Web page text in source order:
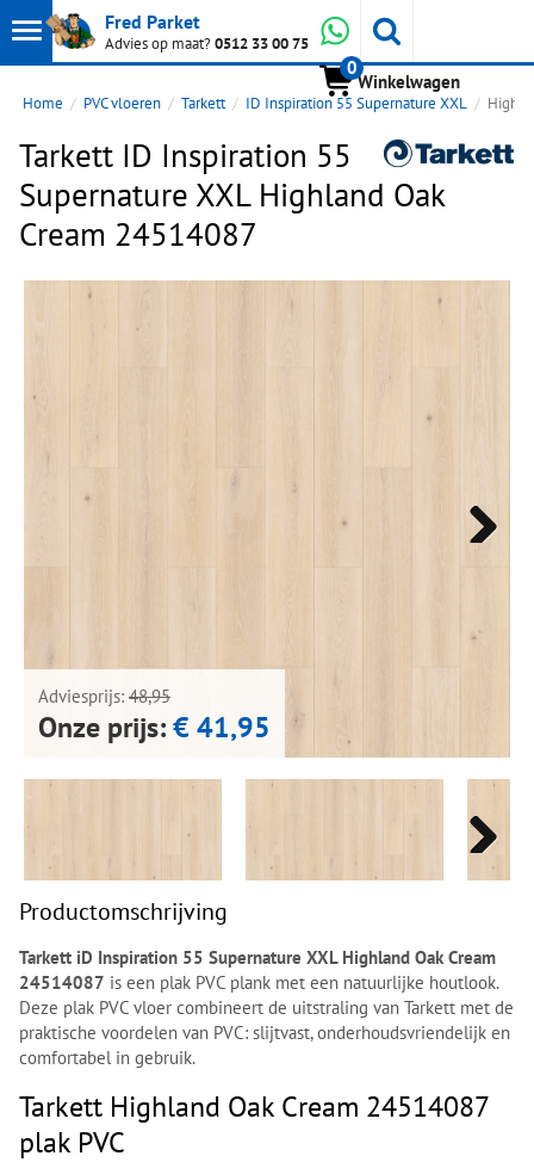
Toon
hoofdmenu
Fred Parket
Advies op maat?0512 33 00 75 Whatsapp
0
Winkelwagen
Home PVC vloeren Tarkett ID Inspiration 55 Supernature XXL
Tarkett ID Inspiration 55
Supernature XXL Highland Oak
Cream 24514087
Adviesprijs: 48,95
Onze prijs:€ 41,95
Next
Next
Productomschrijving
Tarkett iD Inspiration 55 Supernature XXL Highland Oak Cream
24514087 is een plak PVC plank met een natuurlijke houtlook.
Deze plak PVC vloer combineert de uitstraling van Tarkett met de
praktische voordelen van PVC: slijtvast, onderhoudsvriendelijk en
comfortabel in gebruik.
Tarkett Highland Oak Cream 24514087
plak PVC